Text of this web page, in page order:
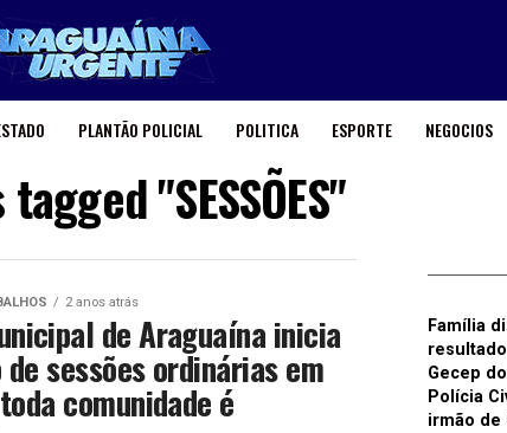
PLANTÃO POLICIAL POLITICA ESPORTE NEGOCIOS
"SESSÕES"
2 anos atrás
de Araguaína inicia
sessões ordinárias em
comunidade é
Família
Gecep
Polícia
irmão de